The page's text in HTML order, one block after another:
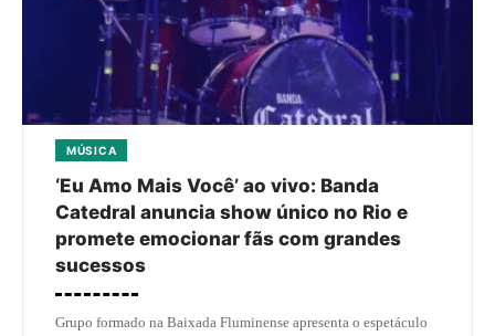
MÚSICA
‘Eu Amo Mais Você’ ao vivo: Banda
Catedral anuncia show único no Rio e
promete emocionar fãs com grandes
sucessos
Grupo formado na Baixada Fluminense apresenta o espetáculo